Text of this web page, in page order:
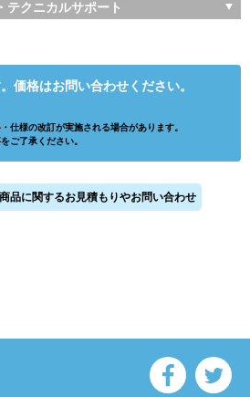
テクニカルサポート
価格はお問い合わせください。
仕様の改訂が実施される場合があります。
ご了承ください。
品に関するお見積もりやお問い合わせ